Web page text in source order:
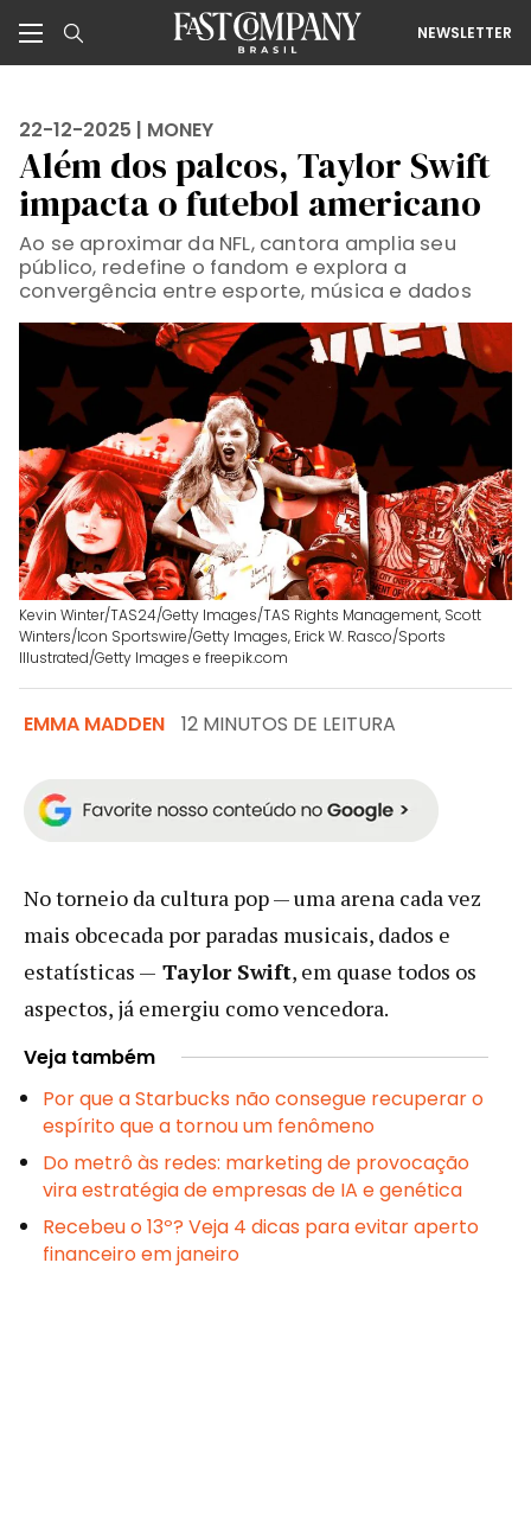
NEWSLETTER
22-12-2025 | MONEY
Além dos palcos, Taylor Swift
impacta o futebol americano
Ao se aproximar da NFL, cantora amplia seu
público, redefine o fandom e explora a
convergência entre esporte, música e dados
Kevin Winter/TAS24/Getty Images/TAS Rights Management, Scott
Winters/Icon Sportswire/Getty Images, Erick W. Rasco/Sports
Illustrated/Getty Images e freepik.com
EMMA MADDEN 12 MINUTOS DE LEITURA
No torneio da cultura pop — uma arena cada vez
mais obcecada por paradas musicais, dados e
estatísticas — Taylor Swift, em quase todos os
aspectos, já emergiu como vencedora.
Veja também
Por que a Starbucks não consegue recuperar o
espírito que a tornou um fenômeno
Do metrô às redes: marketing de provocação
vira estratégia de empresas de IA e genética
Recebeu o 13º? Veja 4 dicas para evitar aperto
financeiro em janeiro